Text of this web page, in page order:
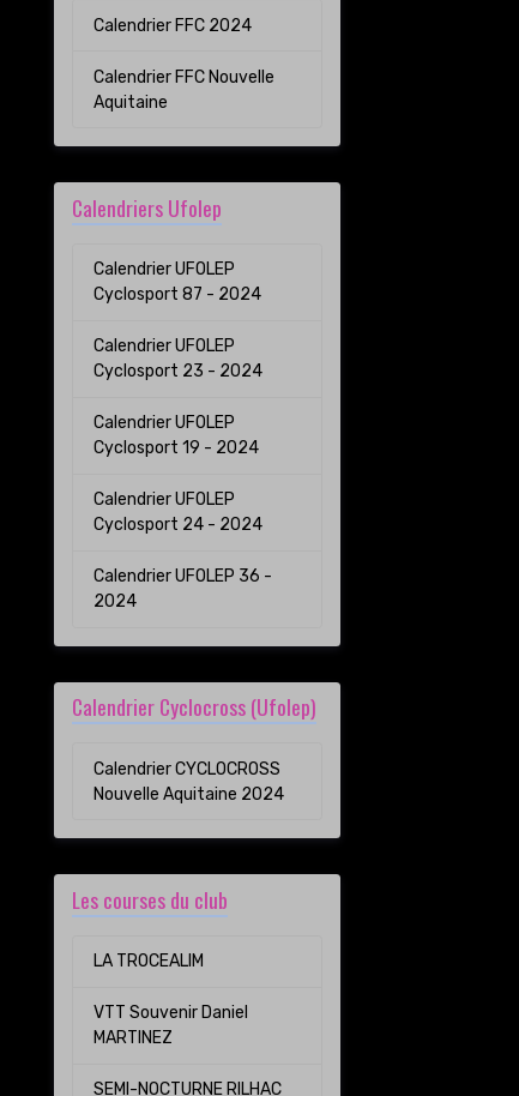
Calendrier FFC 2024
Calendrier FFC Nouvelle
Aquitaine
Calendriers Ufolep
Calendrier UFOLEP
Cyclosport 87 - 2024
Calendrier UFOLEP
Cyclosport 23 - 2024
Calendrier UFOLEP
Cyclosport 19 - 2024
Calendrier UFOLEP
Cyclosport 24 - 2024
Calendrier UFOLEP 36 -
2024
Calendrier Cyclocross (Ufolep)
Calendrier CYCLOCROSS
Nouvelle Aquitaine 2024
Les courses du club
LA TROCEALIM
VTT Souvenir Daniel
MARTINEZ
SEMI-NOCTURNE RILHAC